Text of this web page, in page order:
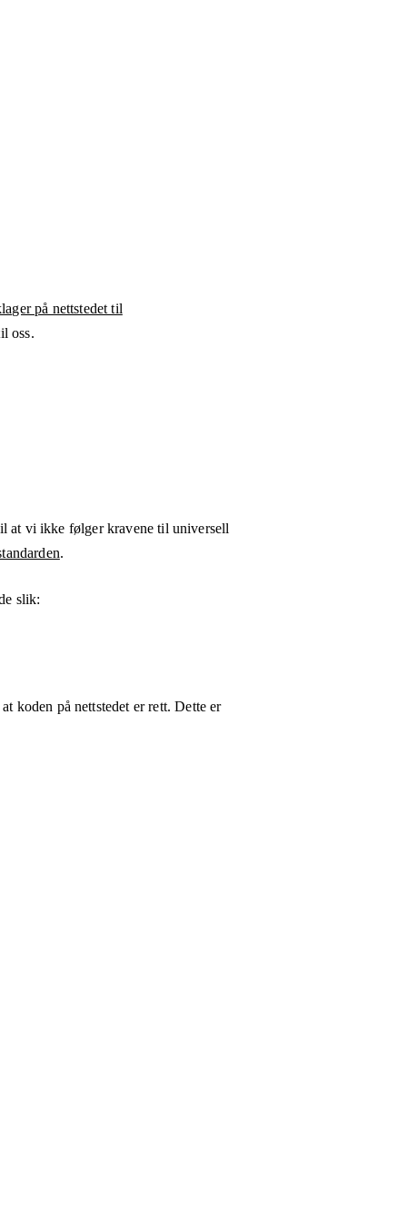
på nettstedet til
oss.
at vi ikke følger kravene til universell
.
slik:
koden på nettstedet er rett. Dette er